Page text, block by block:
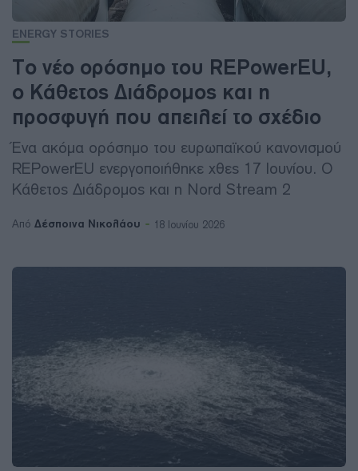
ENERGY STORIES
Το νέο ορόσημο του REPowerEU,
ο Κάθετος Διάδρομος και η
προσφυγή που απειλεί το σχέδιο
Ένα ακόμα ορόσημο του ευρωπαϊκού κανονισμού
REPowerEU ενεργοποιήθηκε χθες 17 Ιουνίου. Ο
Κάθετος Διάδρομος και η Nord Stream 2
Από Δέσποινα Νικολάου 18 Ιουνίου 2026